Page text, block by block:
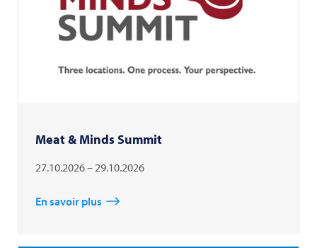
Meat & Minds Summit
27.10.2026 – 29.10.2026
En savoir plus